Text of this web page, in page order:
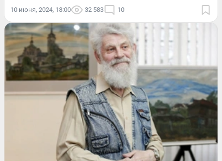
10 июня, 2024, 18:00 32 583 10